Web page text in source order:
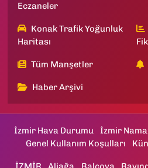
Eczaneler
Konak Trafik Yoğunluk
Haritası
Tüm Manşetler
Haber Arşivi
İzmir Hava Durumu İzmir
Genel Kullanım Koşulları